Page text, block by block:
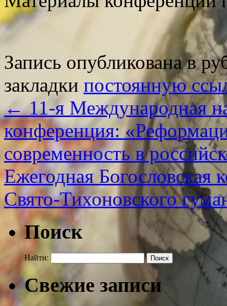
Запись опубликована в
закладки постоянную
←11-я Международная
конференция:
современность в
Ежегодная Богословская
Свято-Тихоновского
Поиск
Найти:
Свежие записи